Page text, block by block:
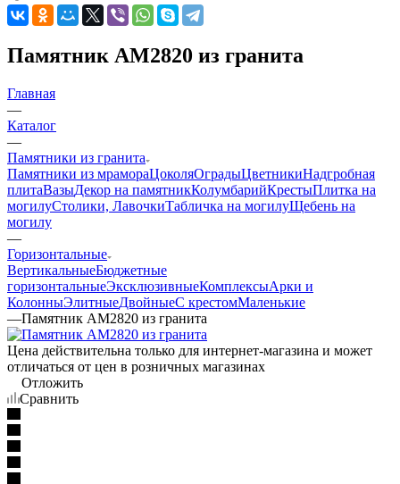
Памятник AM2820 из гранита
Главная
—
Каталог
—
Памятники из гранита
Памятники из мрамораЦоколяОградыЦветникиНадгробная
плитаВазыДекор на памятникКолумбарийКрестыПлитка на
могилуСтолики, ЛавочкиТабличка на могилуЩебень на
могилу
—
Горизонтальные
ВертикальныеБюджетные
горизонтальныеЭксклюзивныеКомплексыАрки и
КолонныЭлитныеДвойныеС крестомМаленькие
—Памятник AM2820 из гранита
Цена действительна только для интернет-магазина и может
отличаться от цен в розничных магазинах
Отложить
Сравнить